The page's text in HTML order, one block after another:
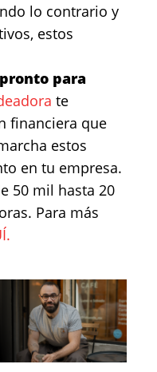
lo contrario y
estos
para
te
financiera que
estos
en tu empresa.
50 mil hasta 20
Para más